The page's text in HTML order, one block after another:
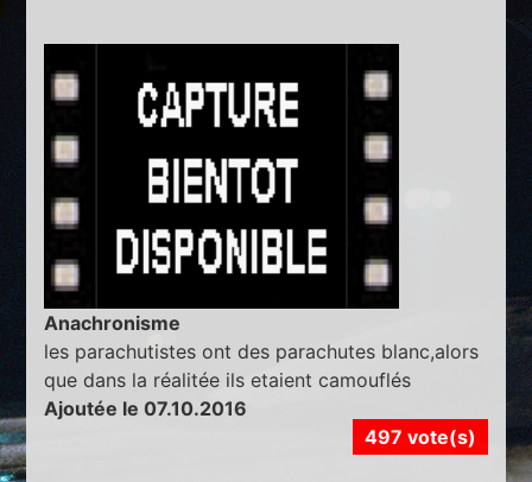
Anachronisme
les parachutistes ont des parachutes blanc,alors
que dans la réalitée ils etaient camouflés
Ajoutée le 07.10.2016
497 vote(s)